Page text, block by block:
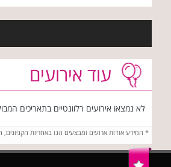
עוד אירועים
לא נמצאו אירועים רלוונטיים בתאריכים
* המידע אודות ארועים ומבצעים הנו באחריות